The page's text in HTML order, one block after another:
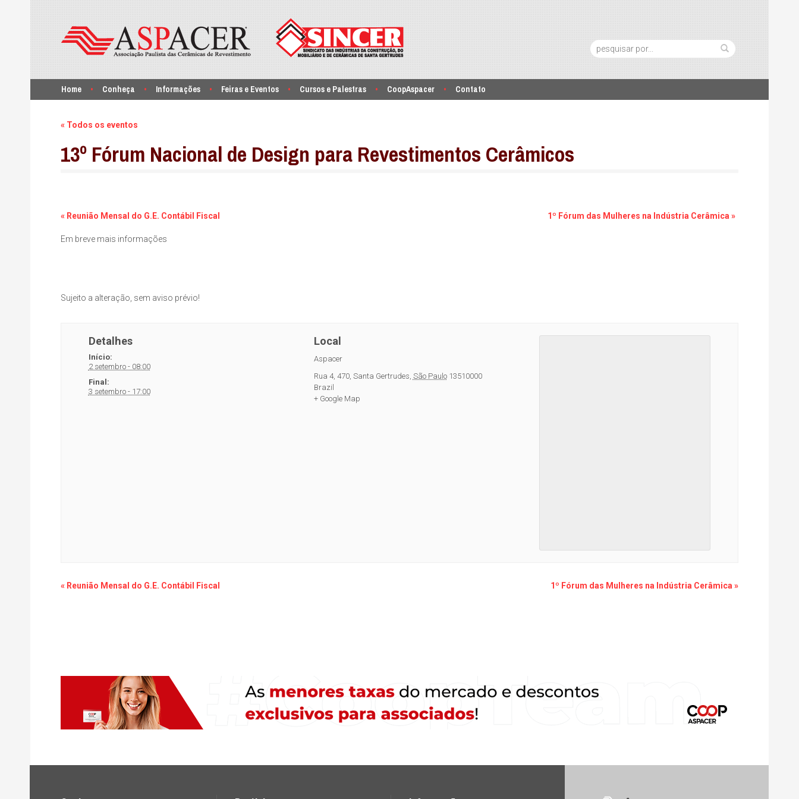
Home Conheça Informações Feiras e Eventos Cursos e Palestras CoopAspacer Contato
Pesquisa:
« Todos os eventos
13º Fórum Nacional de Design para Revestimentos Cerâmicos
Navegação
dos
« Reunião Mensal do G.E. Contábil Fiscal 1º Fórum das Mulheres na Indústria Cerâmica »
Em breve mais informações
Sujeito a alteração, sem aviso prévio!
Detalhes
Início:
2 setembro - 08:00
Final:
3 setembro - 17:00
Local
Aspacer
Rua 4, 470, Santa Gertrudes, São Paulo 13510000
Brazil
+ Google Map
Navegação
« Reunião Mensal do G.E. Contábil Fiscal 1º Fórum das Mulheres na Indústria Cerâmica »